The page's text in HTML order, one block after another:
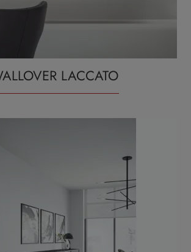
LACCATO